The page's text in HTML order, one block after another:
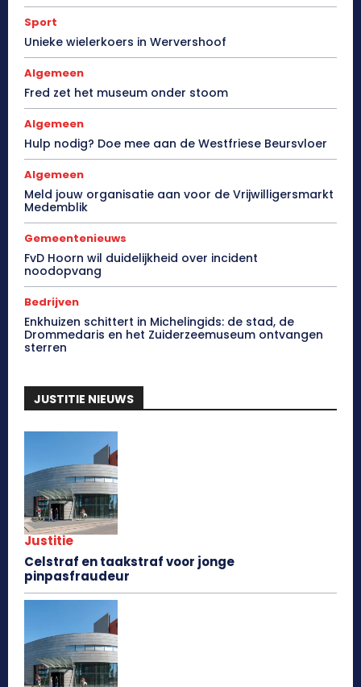
Sport
Unieke wielerkoers in Wervershoof
Algemeen
Fred zet het museum onder stoom
Algemeen
Hulp nodig? Doe mee aan de Westfriese Beursvloer
Algemeen
Meld jouw organisatie aan voor de Vrijwilligersmarkt
Medemblik
Gemeentenieuws
FvD Hoorn wil duidelijkheid over incident
noodopvang
Bedrijven
Enkhuizen schittert in Michelingids: de stad, de
Drommedaris en het Zuiderzeemuseum ontvangen
sterren
JUSTITIE NIEUWS
Justitie
Celstraf en taakstraf voor jonge
pinpasfraudeur